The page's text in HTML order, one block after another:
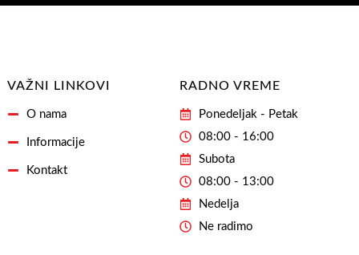
Email
VAŽNI LINKOVI
O nama
Informacije
Kontakt
RADNO VREME
Ponedeljak - Petak
08:00 - 16:00
Subota
08:00 - 13:00
Nedelja
Ne radimo